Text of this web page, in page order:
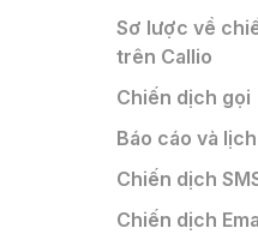
Sơ lược về
trên Callio
Chiến dịch gọi
Báo cáo và
Chiến dịch
Chiến dịch